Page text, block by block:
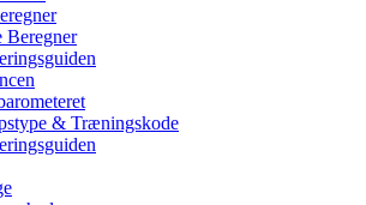
Beregner
& Træningskode